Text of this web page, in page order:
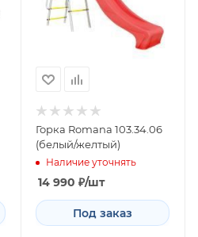
Горка Romana 103.34.06
(белый/желтый)
Наличие уточнять
14 990 ₽/шт
Под заказ